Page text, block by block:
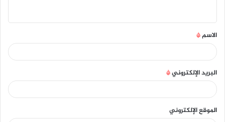
ق
*
الاسم*
البريد الإلكتروني*
الموقع الإلكتروني